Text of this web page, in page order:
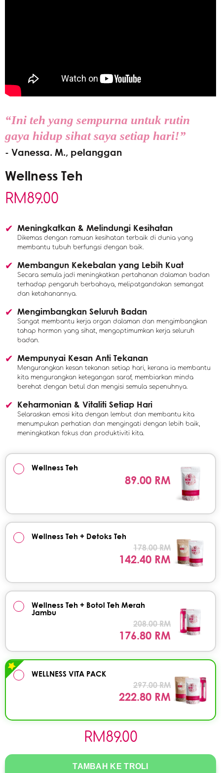
“Ini teh yang sempurna untuk rutin
gaya hidup sihat saya setiap hari!”
- Vanessa. M., pelanggan
Wellness Teh
RM89.00
Meningkatkan & Melindungi Kesihatan
Dikemas dengan ramuan kesihatan terbaik di dunia yang
membantu tubuh berfungsi dengan baik.
Membangun Kekebalan yang Lebih Kuat
Secara semula jadi meningkatkan pertahanan dalaman badan
terhadap pengaruh berbahaya, melipatgandakan semangat
dan ketahanannya.
Mengimbangkan Seluruh Badan
Sangat membantu kerja organ dalaman dan mengimbangkan
tahap hormon yang sihat, mengoptimumkan kerja seluruh
badan.
Mempunyai Kesan Anti Tekanan
Mengurangkan kesan tekanan setiap hari, kerana ia membantu
kita mengurangkan ketegangan saraf, membiarkan minda
berehat dengan betul dan mengisi semula sepenuhnya.
Keharmonian & Vitaliti Setiap Hari
Selaraskan emosi kita dengan lembut dan membantu kita
menumpukan perhatian dan mengingati dengan lebih baik,
meningkatkan fokus dan produktiviti kita.
Wellness Teh
89.00 RM
Wellness Teh + Detoks Teh
178.00 RM
142.40 RM
Wellness Teh + Botol Teh Merah
Jambu
208.00 RM
176.80 RM
WELLNESS VITA PACK
297.00 RM
222.80 RM
RM89.00
TAMBAH KE TROLI